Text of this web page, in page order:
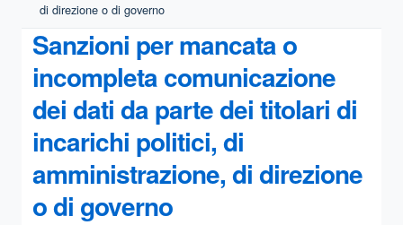
di direzione o di governo
Sanzioni per mancata o
incompleta comunicazione
dei dati da parte dei titolari di
incarichi politici, di
amministrazione, di direzione
o di governo